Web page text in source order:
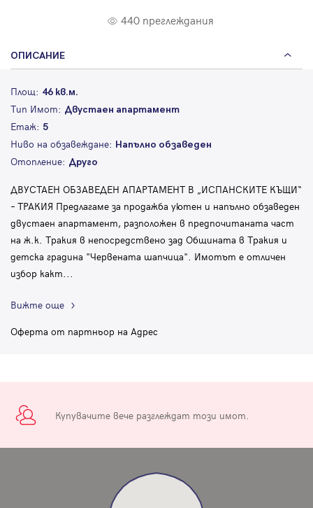
440 преглеждания
ОПИСАНИЕ
Площ: 46 кв.м.
Тип Имот: Двустаен апартамент
Етаж: 5
Ниво на обзавеждане: Напълно обзаведен
Отопление: Друго
ДВУСТАЕН ОБЗАВЕДЕН АПАРТАМЕНТ В „ИСПАНСКИТЕ КЪЩИ“
– ТРАКИЯ Предлагаме за продажба уютен и напълно обзаведен
двустаен апартамент, разположен в предпочитаната част
на ж.к. Тракия в непосредствено зад Общината в Тракия и
детска градина "Червената шапчица". Имотът е отличен
избор какт...
Вижте още
Оферта от партньор на Адрес
Купувачите вече разглеждат този имот.